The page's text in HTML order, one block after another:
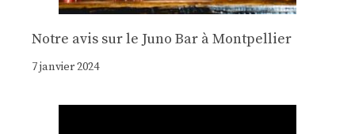
Notre avis sur le Juno Bar à Montpellier
7 janvier 2024